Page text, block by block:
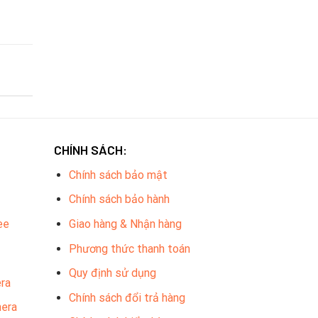
CHÍNH SÁCH:
Chính sách bảo mật
Chính sách bảo hành
Giao hàng & Nhận hàng
Phương thức thanh toán
Quy định sử dụng
Chính sách đổi trả hàng